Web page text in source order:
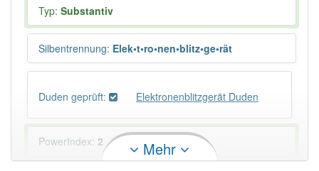
Typ: Substantiv
Silbentrennung: Elek•t•ro•nen•blitz•ge•rät
Duden geprüft: Elektronenblitzgerät Duden
PowerIndex: 2 Mehr